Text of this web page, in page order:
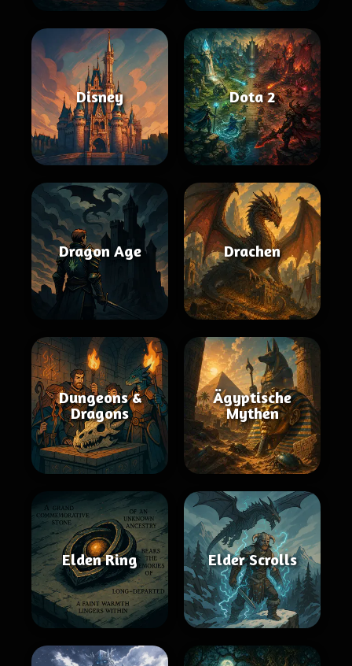
Disney Dota 2
Dragon Age Drachen
Dungeons &
Dragons
Ägyptische
Mythen
Elden Ring Elder Scrolls